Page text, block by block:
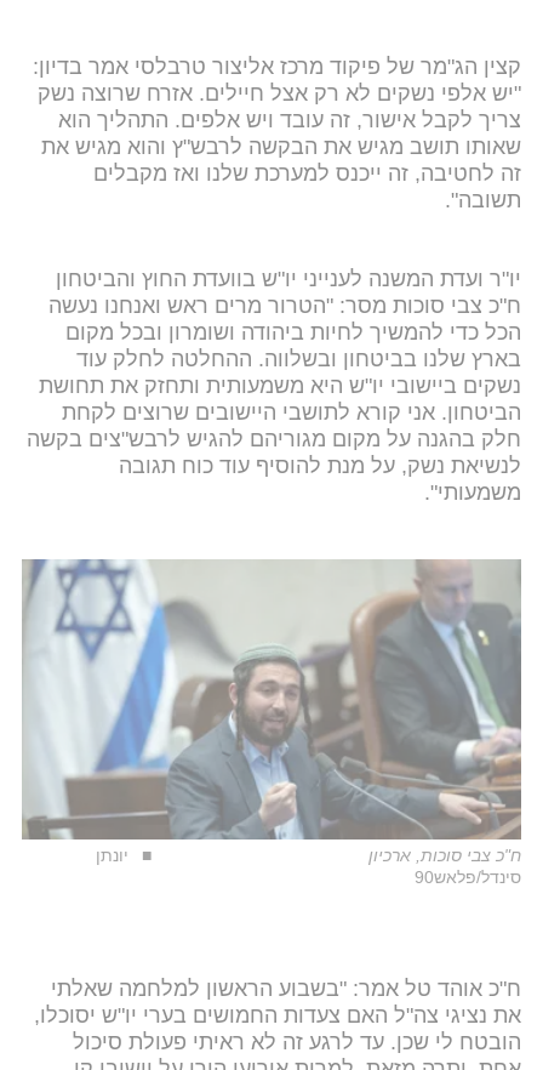
קצין הג"מר של פיקוד מרכז אליצור טרבלסי אמר בדיון:
"יש אלפי נשקים לא רק אצל חיילים. אזרח שרוצה נשק
צריך לקבל אישור, זה עובד ויש אלפים. התהליך הוא
שאותו תושב מגיש את הבקשה לרבש"ץ והוא מגיש את
זה לחטיבה, זה ייכנס למערכת שלנו ואז מקבלים
תשובה".
יו"ר ועדת המשנה לענייני יו"ש בוועדת החוץ והביטחון
ח"כ צבי סוכות מסר: "הטרור מרים ראש ואנחנו נעשה
הכל כדי להמשיך לחיות ביהודה ושומרון ובכל מקום
בארץ שלנו בביטחון ובשלווה. ההחלטה לחלק עוד
נשקים ביישובי יו"ש היא משמעותית ותחזק את תחושת
הביטחון. אני קורא לתושבי היישובים שרוצים לקחת
חלק בהגנה על מקום מגוריהם להגיש לרבש"צים בקשה
לנשיאת נשק, על מנת להוסיף עוד כוח תגובה
משמעותי".
ח"כ צבי סוכות, ארכיון
יונתן
סינדל/פלאש90
ח"כ אוהד טל אמר: "בשבוע הראשון למלחמה שאלתי
את נציגי צה"ל האם צעדות החמושים בערי יו"ש יסוכלו,
הובטח לי שכן. עד לרגע זה לא ראיתי פעולת סיכול